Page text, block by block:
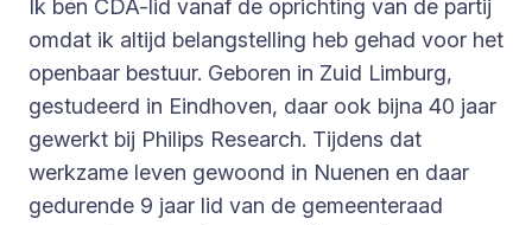
Ik ben CDA-lid vanaf de oprichting van de partij
omdat ik altijd belangstelling heb gehad voor het
openbaar bestuur. Geboren in Zuid Limburg,
gestudeerd in Eindhoven, daar ook bijna 40 jaar
gewerkt bij Philips Research. Tijdens dat
werkzame leven gewoond in Nuenen en daar
gedurende 9 jaar lid van de gemeenteraad